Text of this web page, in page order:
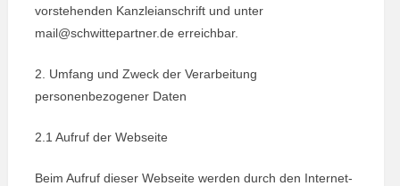
vorstehenden Kanzleianschrift und unter
mail@schwittepartner.de erreichbar.
2. Umfang und Zweck der Verarbeitung
personenbezogener Daten
2.1 Aufruf der Webseite
Beim Aufruf dieser Webseite werden durch den Internet-